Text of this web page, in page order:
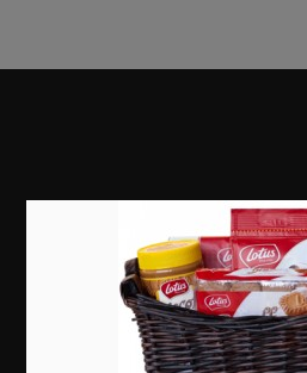
Erfolgsgeschichten